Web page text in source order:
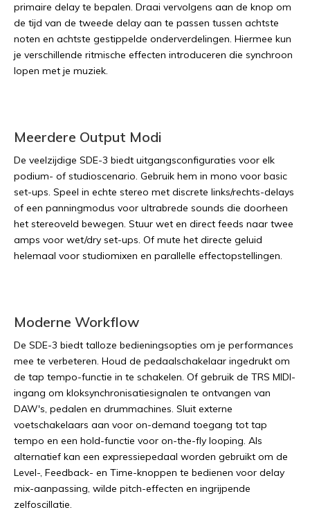
primaire delay te bepalen. Draai vervolgens aan de knop om
de tijd van de tweede delay aan te passen tussen achtste
noten en achtste gestippelde onderverdelingen. Hiermee kun
je verschillende ritmische effecten introduceren die synchroon
lopen met je muziek.
Meerdere Output Modi
De veelzijdige SDE-3 biedt uitgangsconfiguraties voor elk
podium- of studioscenario. Gebruik hem in mono voor basic
set-ups. Speel in echte stereo met discrete links/rechts-delays
of een panningmodus voor ultrabrede sounds die doorheen
het stereoveld bewegen. Stuur wet en direct feeds naar twee
amps voor wet/dry set-ups. Of mute het directe geluid
helemaal voor studiomixen en parallelle effectopstellingen.
Moderne Workflow
De SDE-3 biedt talloze bedieningsopties om je performances
mee te verbeteren. Houd de pedaalschakelaar ingedrukt om
de tap tempo-functie in te schakelen. Of gebruik de TRS MIDI-
ingang om kloksynchronisatiesignalen te ontvangen van
DAW's, pedalen en drummachines. Sluit externe
voetschakelaars aan voor on-demand toegang tot tap
tempo en een hold-functie voor on-the-fly looping. Als
alternatief kan een expressiepedaal worden gebruikt om de
Level-, Feedback- en Time-knoppen te bedienen voor delay
mix-aanpassing, wilde pitch-effecten en ingrijpende
zelfoscillatie.